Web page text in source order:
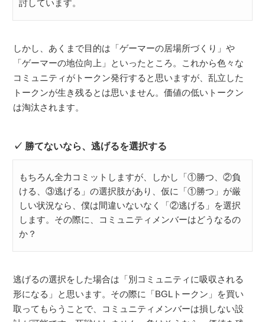
討しています。
しかし、あくまで目的は「ゲーマーの居場所づくり」や
「ゲーマーの地位向上」といったところ。これから色々な
コミュニティがトークン発行すると思いますが、乱立した
トークンが生き残るとは思いません。価値の低いトークン
は淘汰されます。
勝てないなら、逃げるを選択する
もちろん全力コミットしますが、しかし「①勝つ、②負
ける、③逃げる」の選択肢があり、仮に「①勝つ」が厳
しい状況なら、僕は間違いないなく「②逃げる」を選択
します。その際に、コミュニティメンバーはどうなるの
か？
逃げるの選択をした場合は「別コミュニティに吸収される
形になる」と思います。その際に「BGLトークン」を買い
取ってもらうことで、コミュニティメンバーは損しない設